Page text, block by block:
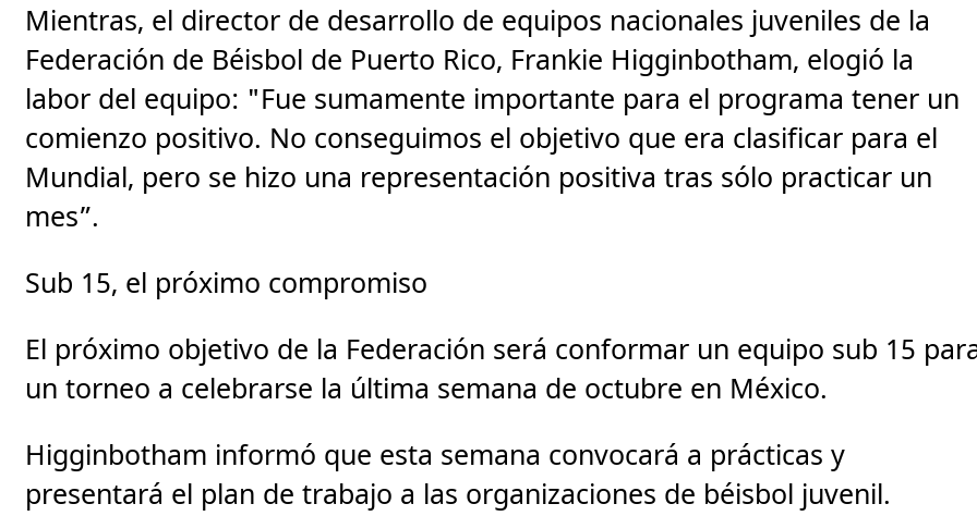
Mientras, el director de desarrollo de equipos nacionales juveniles de la
Federación de Béisbol de Puerto Rico, Frankie Higginbotham, elogió la
labor del equipo: "Fue sumamente importante para el programa tener un
comienzo positivo. No conseguimos el objetivo que era clasificar para el
Mundial, pero se hizo una representación positiva tras sólo practicar un
mes”.
Sub 15, el próximo compromiso
El próximo objetivo de la Federación será conformar un equipo sub 15
un torneo a celebrarse la última semana de octubre en México.
Higginbotham informó que esta semana convocará a prácticas y
presentará el plan de trabajo a las organizaciones de béisbol juvenil.